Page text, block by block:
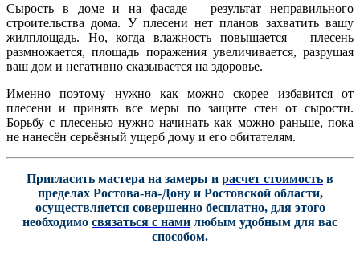
Сырость в доме и на фасаде – результат неправильного
строительства дома. У плесени нет планов захватить вашу
жилплощадь. Но, когда влажность повышается – плесень
размножается, площадь поражения увеличивается, разрушая
ваш дом и негативно сказывается на здоровье.
Именно поэтому нужно как можно скорее избавится от
плесени и принять все меры по защите стен от сырости.
Борьбу с плесенью нужно начинать как можно раньше, пока
не нанесён серьёзный ущерб дому и его обитателям.
Пригласить мастера на замеры и расчет стоимость в
пределах Ростова-на-Дону и Ростовской области,
осуществляется совершенно бесплатно, для этого
необходимо связаться с нами любым удобным для вас
способом.